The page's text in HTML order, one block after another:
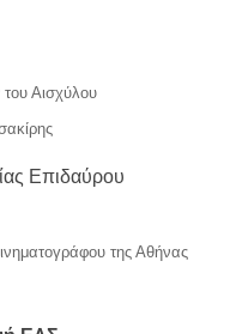
του Αισχύλου
Επιδαύρου
της Αθήνας